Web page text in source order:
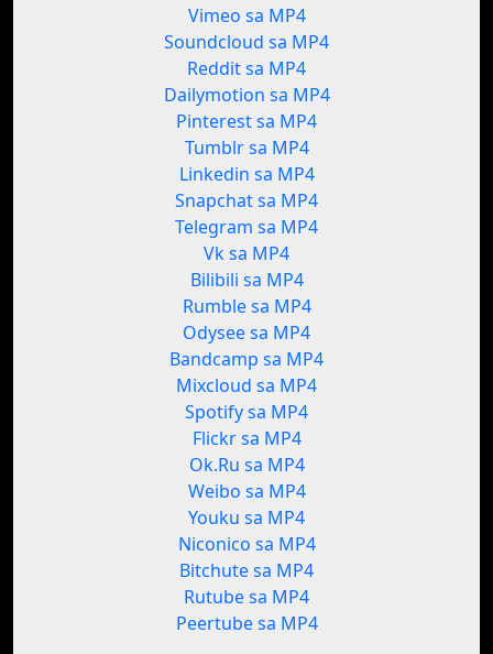
Vimeo sa MP4
Soundcloud sa MP4
Reddit sa MP4
Dailymotion sa MP4
Pinterest sa MP4
Tumblr sa MP4
Linkedin sa MP4
Snapchat sa MP4
Telegram sa MP4
Vk sa MP4
Bilibili sa MP4
Rumble sa MP4
Odysee sa MP4
Bandcamp sa MP4
Mixcloud sa MP4
Spotify sa MP4
Flickr sa MP4
Ok.Ru sa MP4
Weibo sa MP4
Youku sa MP4
Niconico sa MP4
Bitchute sa MP4
Rutube sa MP4
Peertube sa MP4